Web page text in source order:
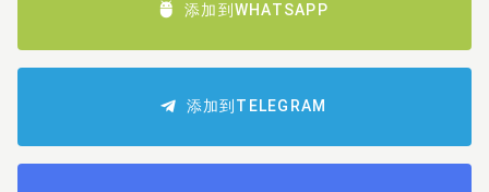
添加到WHATSAPP
添加到TELEGRAM